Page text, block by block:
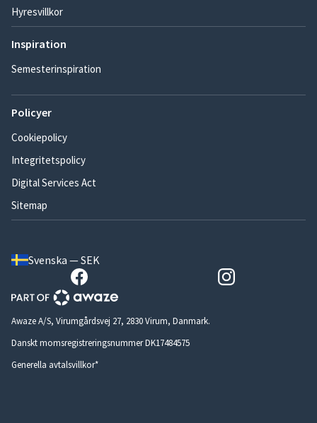
Hyresvillkor
Inspiration
Semesterinspiration
Policyer
Cookiepolicy
Integritetspolicy
Digital Services Act
Sitemap
Svenska — SEK
Awaze A/S, Virumgårdsvej 27, 2830 Virum, Danmark.
Danskt momsregistreringsnummer DK17484575
Generella avtalsvillkor*